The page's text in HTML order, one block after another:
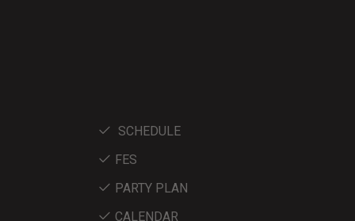
SCHEDULE
FES
PARTY PLAN
CALENDAR